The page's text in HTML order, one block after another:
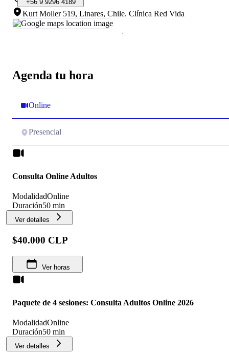
Agenda tu hora
Online
Presencial
Consulta Online Adultos
ModalidadOnline
Duración50 min
Ver detalles
$40.000 CLP
Ver horas
Paquete de 4 sesiones: Consulta Adultos Online 2026
ModalidadOnline
Duración50 min
Ver detalles
+56 9 9296 4189
Kurt Moller 519, Linares, Chile. Clínica Red Vida